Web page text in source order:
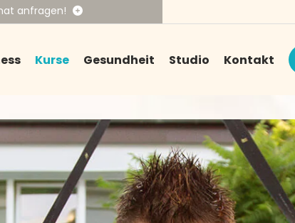
anfragen!
Kurse Gesundheit Studio Kontakt
willst nur Online-Kurse? Das ist für 30 € im